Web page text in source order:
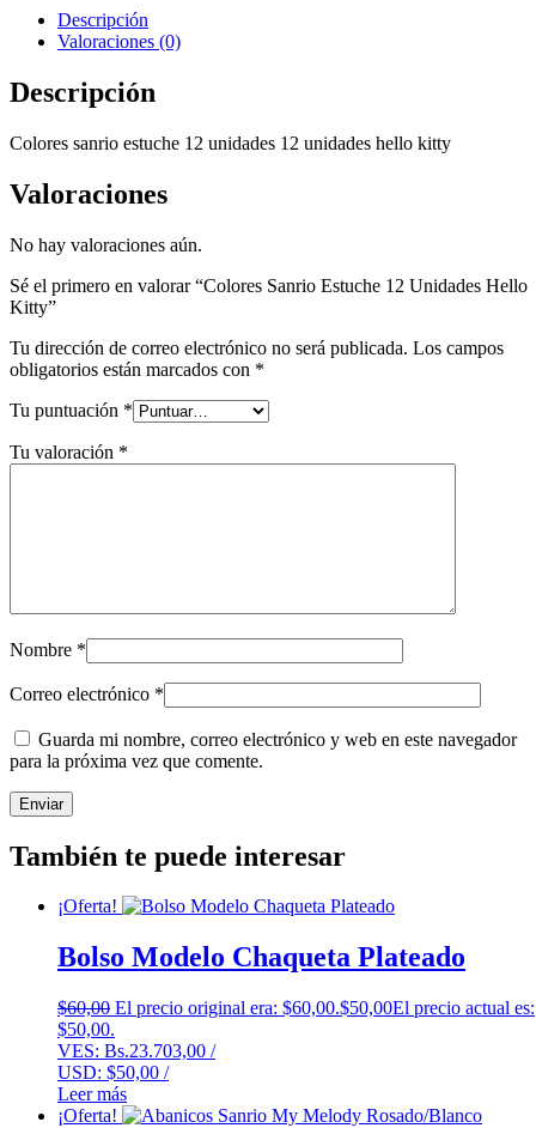
Descripción
Valoraciones (0)
Descripción
Colores sanrio estuche 12 unidades 12 unidades hello kitty
Valoraciones
No hay valoraciones aún.
Sé el primero en valorar “Colores Sanrio Estuche 12 Unidades Hello
Kitty”
Tu dirección de correo electrónico no será publicada. Los campos
obligatorios están marcados con *
Tu puntuación *
Tu valoración *
Nombre *
Correo electrónico *
Guarda mi nombre, correo electrónico y web en este navegador
para la próxima vez que comente.
También te puede interesar
¡Oferta!
Bolso Modelo Chaqueta Plateado
$60,00 El precio original era: $60,00.$50,00El precio actual es:
$50,00.
VES: Bs.23.703,00 /
USD: $50,00 /
Leer más
¡Oferta!